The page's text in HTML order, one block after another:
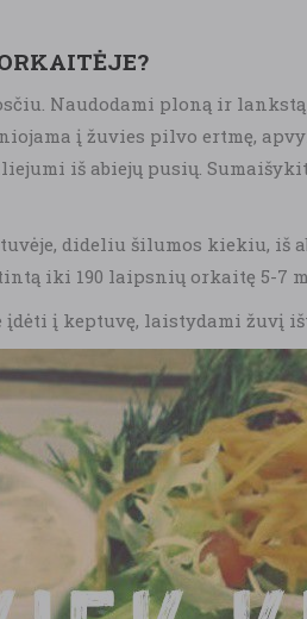
Naudodami ploną ir lankstą
į žuvies pilvo ertmę,
iš abiejų pusių.
dideliu šilumos kiekiu, iš
iki 190 laipsnių orkaitę 5-7
į keptuvę, laistydami žuvį